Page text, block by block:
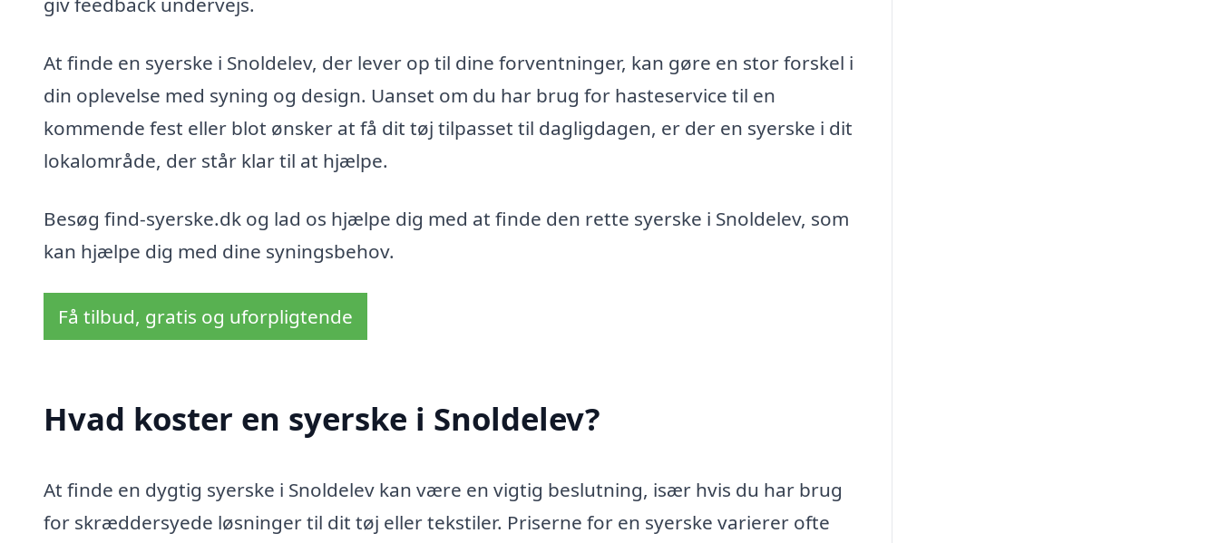
At finde en syerske i Snoldelev, der lever op til dine forventninger, kan gøre en stor forskel i
din oplevelse med syning og design. Uanset om du har brug for hasteservice til en
kommende fest eller blot ønsker at få dit tøj tilpasset til dagligdagen, er der en syerske i dit
lokalområde, der står klar til at hjælpe.
Besøg find-syerske.dk og lad os hjælpe dig med at finde den rette syerske i Snoldelev, som
kan hjælpe dig med dine syningsbehov.
Få tilbud, gratis og uforpligtende
Hvad koster en syerske i Snoldelev?
At finde en dygtig syerske i Snoldelev kan være en vigtig beslutning, især hvis du har brug
for skræddersyede løsninger til dit tøj eller tekstiler. Priserne for en syerske varierer ofte